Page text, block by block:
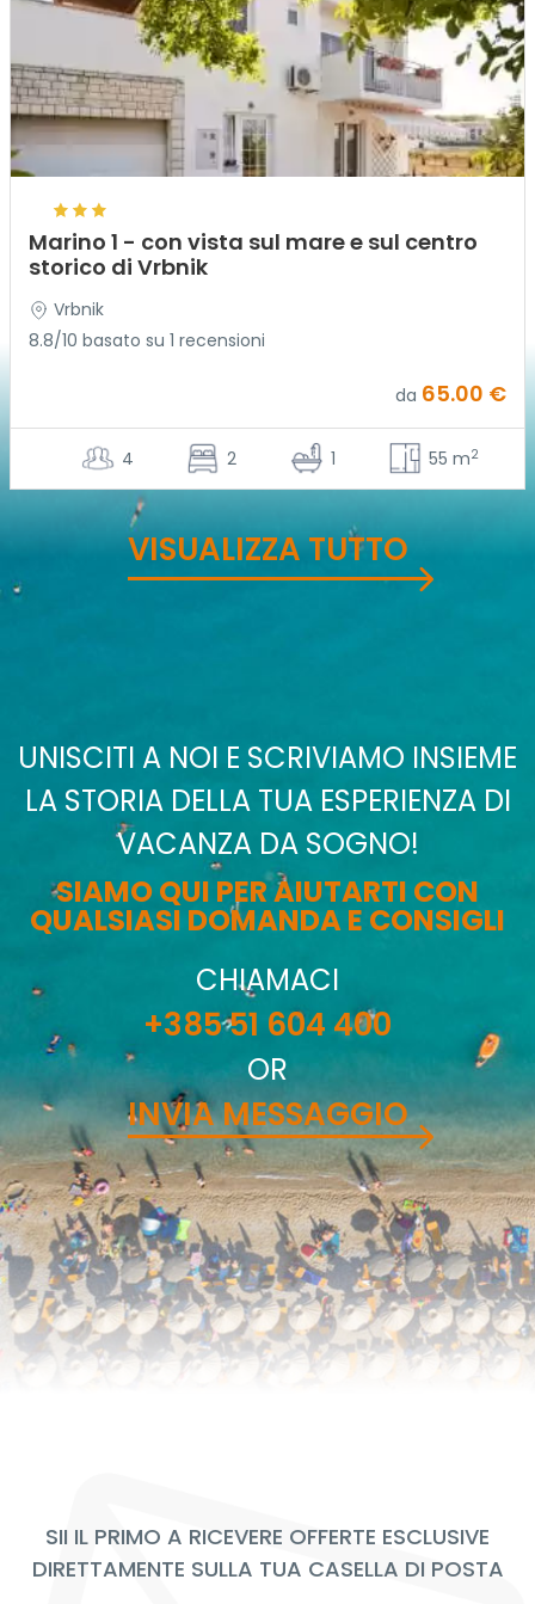
Marino 1 - con vista sul mare e sul centro
storico di Vrbnik
Vrbnik
8.8/10 basato su 1 recensioni
da 65.00 €
4 2 1 55 m2
VISUALIZZA TUTTO
UNISCITI A NOI E SCRIVIAMO INSIEME
LA STORIA DELLA TUA ESPERIENZA DI
VACANZA DA SOGNO!
SIAMO QUI PER AIUTARTI CON
QUALSIASI DOMANDA E CONSIGLI
CHIAMACI
+385 51 604 400
OR
INVIA MESSAGGIO
SII IL PRIMO A RICEVERE OFFERTE ESCLUSIVE
DIRETTAMENTE SULLA TUA CASELLA DI POSTA